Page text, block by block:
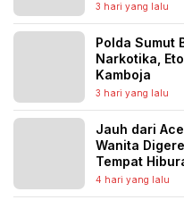
Banjir
3 hari yang lalu
Polda Sumut
Narkotika,
Kamboja
3 hari yang lalu
Jauh dari
Wanita
Tempat
Diburu
4 hari yang lalu